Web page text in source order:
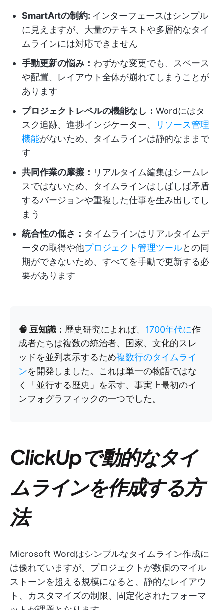
SmartArtの制約: インターフェースはシンプル
に見えますが、大量のテキストや多層的なタイ
ムラインには対応できません
手動更新の悩み： わずかな変更でも、スペース
や配置、レイアウト全体が崩れてしまうことが
あります
プロジェクトレベルの機能なし： Wordにはタ
スク追跡、進捗インジケーター、
リソース管理
機能がないため、タイムラインは静的なままで
す
共同作業の摩擦： リアルタイム編集はシームレ
スではないため、タイムラインはしばしば矛盾
するバージョンや重複した仕事を生み出してし
まう
統合性の低さ： タイムラインはリアルタイムデ
ータの取得や他プロジェクト管理ツールとの同
期ができないため、すべてを手動で更新する必
要があります
🧠 豆知識： 歴史研究によれば、 1700年代に作
成者たちは複数の統治者、国家、文化的スレ
ッドを並列表示するため複数行のタイムライ
ンを開発しました。これは単一の物語ではな
く「並行する歴史」を示す、事実上最初のイ
ンフォグラフィックの一つでした。
ClickUpで動的なタイ
ムラインを作成する方
法
Microsoft Wordはシンプルなタイムライン作成に
は優れていますが、プロジェクトが数個のマイル
ストーンを超える規模になると、静的なレイアウ
ト、カスタマイズの制限、固定化されたフォーマ